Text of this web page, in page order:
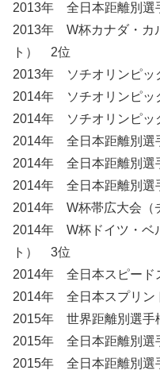
2013年 全日本距離別
2013年 W杯カナダ・カ
ト） 2位
2013年 ソチオリンピ
2014年 ソチオリンピ
2014年 ソチオリンピッ
2014年 全日本距離別
2014年 全日本距離別
2014年 全日本距離別
2014年 W杯帯広大会（
2014年 W杯ドイツ・ベ
ト） 3位
2014年 全日本スピー
2014年 全日本スプリ
2015年 世界距離別選手
2015年 全日本距離別
2015年 全日本距離別